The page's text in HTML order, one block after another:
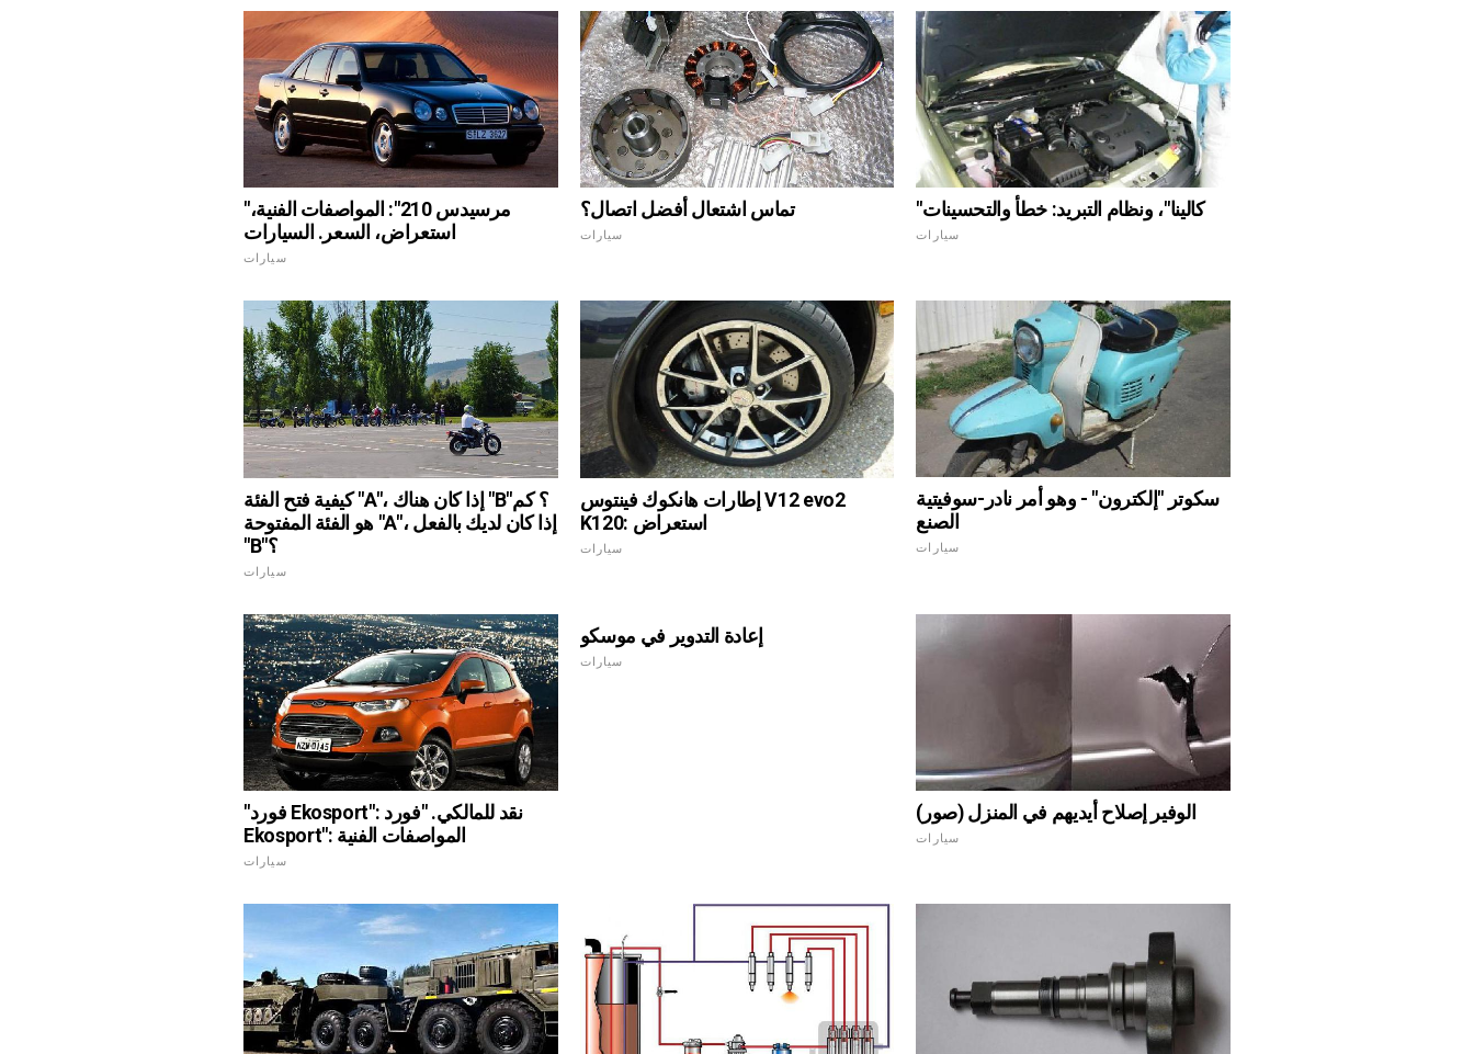
"مرسيدس 210": المواصفات الفنية،
استعراض، السعر. السيارات
سيارات
تماس اشتعال أفضل اتصال؟
سيارات
"كالينا"، ونظام التبريد: خطأ والتحسينات
سيارات
كيفية فتح الفئة "A"، إذا كان هناك "B"؟ كم
هو الفئة المفتوحة "A"، إذا كان لديك بالفعل
"B"؟
سيارات
إطارات هانكوك فينتوس V12 evo2
K120: استعراض
سيارات
سكوتر "إلكترون" - وهو أمر نادر-سوفيتية
الصنع
سيارات
"فورد Ekosport": نقد للمالكي. "فورد
Ekosport": المواصفات الفنية
سيارات
إعادة التدوير في موسكو
سيارات
الوفير إصلاح أيديهم في المنزل (صور)
سيارات